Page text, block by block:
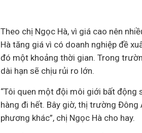
Theo chị Ngọc Hà, vì giá cao nên
Hà tăng giá vì có doanh nghiệp đề
đó một khoảng thời gian. Trong
dài hạn sẽ chịu rủi ro lớn.
“Tôi quen một đội môi giới bất động
hàng đi hết. Bây giờ, thị trường Đông
phương khác”, chị Ngọc Hà cho hay.